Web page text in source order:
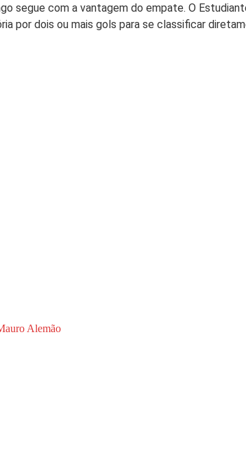
segue com a vantagem do empate. O
por dois ou mais gols para se classificar